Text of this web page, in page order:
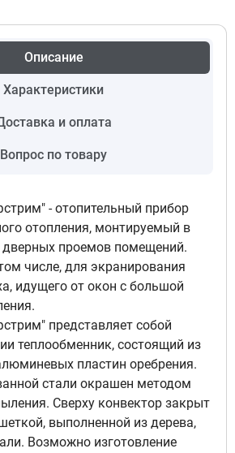
под заказ
под заказ
левый, Цвет
с текстурой -
под заказ
Описание
Характеристики
и оплата
Вопрос по товару
- отопительный прибор
отопления, монтируемый в
дверных проемов помещений.
числе, для экранирования
идущего от окон с большой
представляет собой
теплообменник, состоящий из
пластин оребрения.
стали окрашен методом
Сверху конвектор закрыт
выполненной из дерева,
Возможно изготовление